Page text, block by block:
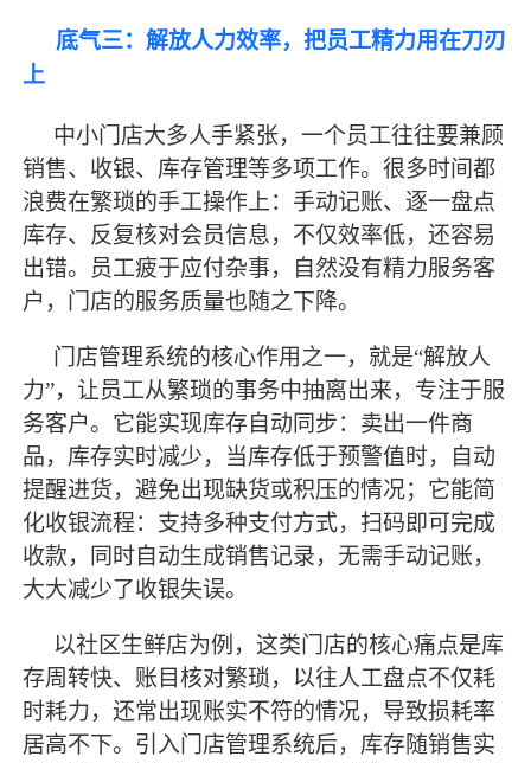
底气三：解放人力效率，把员工精力用在刀刃
上
中小门店大多人手紧张，一个员工往往要兼顾
销售、收银、库存管理等多项工作。很多时间都
浪费在繁琐的手工操作上：手动记账、逐一盘点
库存、反复核对会员信息，不仅效率低，还容易
出错。员工疲于应付杂事，自然没有精力服务客
户，门店的服务质量也随之下降。
门店管理系统的核心作用之一，就是“解放人
力”，让员工从繁琐的事务中抽离出来，专注于服
务客户。它能实现库存自动同步：卖出一件商
品，库存实时减少，当库存低于预警值时，自动
提醒进货，避免出现缺货或积压的情况；它能简
化收银流程：支持多种支付方式，扫码即可完成
收款，同时自动生成销售记录，无需手动记账，
大大减少了收银失误。
以社区生鲜店为例，这类门店的核心痛点是库
存周转快、账目核对繁琐，以往人工盘点不仅耗
时耗力，还常出现账实不符的情况，导致损耗率
居高不下。引入门店管理系统后，库存随销售实